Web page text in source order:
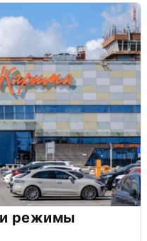
режимы